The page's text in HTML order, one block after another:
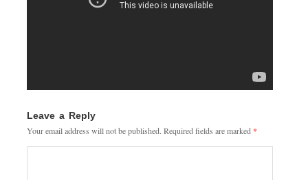
Leave a Reply
Your email address will not be published. Required fields are marked *